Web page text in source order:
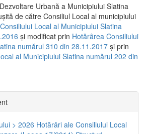
Urbană a Municipiului Slatina
de către Consiliul Local al municipiului
Local al Municipiului Slatina
și modificat prin Hotărârea Consiliului
numărul 310 din 28.11.2017 și prin
al Municipiului Slatina numărul 202 din
> 2026 Hotărâri ale Consiliului Local